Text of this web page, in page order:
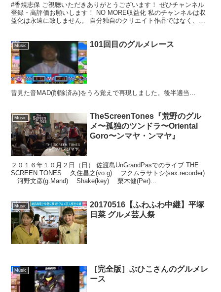
#香焼志保 ご視聴いただきありがとうございます！ ぜひチャンネル
登録・高評価お願いします！ NO MORE収益化 私のチャンネルは収
益化は永遠に致しません。 自分独自のクリエイト作品ではなく、被
Music 101回目のグルメレース
昔見た音MAD(削除済み)をうろ覚えで再現しました。後半適当…
Music
TheScreenTones『荒野のグル
メ〜孤独のツンドラ〜Oriental
Goro〜ンマヤ・ンマヤ』
２０１６年１０月２日（日） 佐渡島UnGrandPasでのライブ THE
SCREEN TONES 久住昌之(vo.g) フクムラサトシ(sax.recorder)
河野文彦(g.Mand) Shake(key) 栗木健(Per)...
Music
20170516【ふわふわ中継】平塚
日菜 グルメ芸人祭
Music
［完全版］ぶひこさんのグルメレ
ース